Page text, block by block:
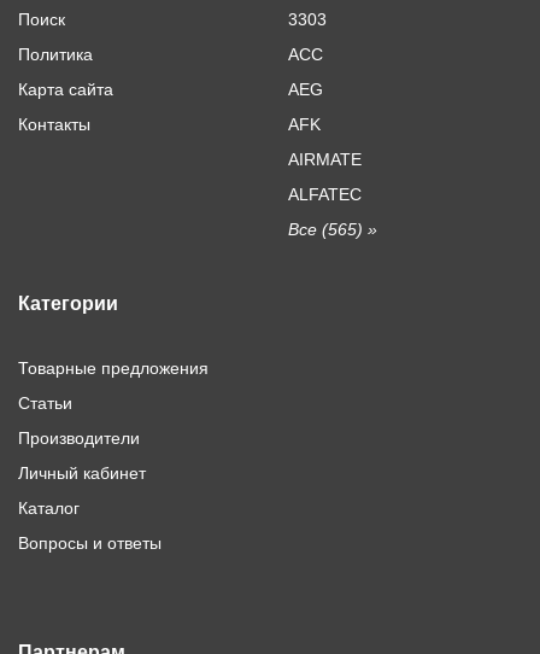
Поиск
Политика
Карта сайта
Контакты
3303
ACC
AEG
AFK
AIRMATE
ALFATEC
Все (565) »
Категории
Товарные предложения
Статьи
Производители
Личный кабинет
Каталог
Вопросы и ответы